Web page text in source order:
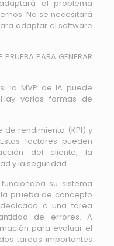
al problema
No se necesitará
adaptar el software
PRUEBA PARA GENERAR
la MVP de IA puede
varias formas de
de rendimiento (KPI) y
factores pueden
del cliente, la
y la seguridad.
su sistema
prueba de concepto
a una tarea
de errores. A
para evaluar el
tareas importantes